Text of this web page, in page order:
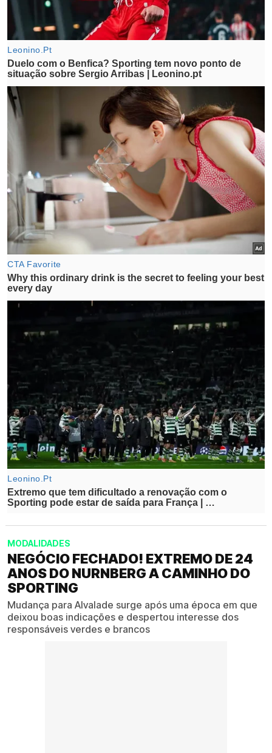
MODALIDADES
NEGÓCIO FECHADO! EXTREMO DE 24
ANOS DO NURNBERG A CAMINHO DO
SPORTING
Mudança para Alvalade surge após uma época em que
deixou boas indicações e despertou interesse dos
responsáveis verdes e brancos